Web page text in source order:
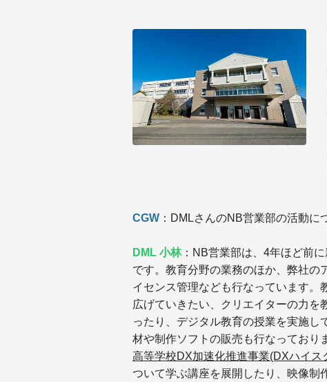
CGW ：DMLさんのNB営業部の活動に
DML 小林：NB営業部は、4年ほど前
です。教育分野の業務のほか、弊社の
イセンス管理なども行なっています。
広げていきたい、クリエイターの力を
ったり、デジタル教育の授業を実施
材や制作ソフトの販売も行なっており
高等学校DX加速化推進事業(DXハイス
ついて学ぶ講座を展開したり、映像制